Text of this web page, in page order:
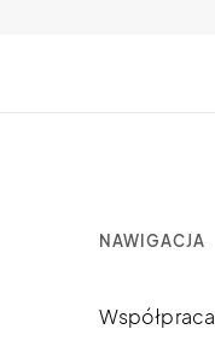
NAWIGACJA
Współpraca